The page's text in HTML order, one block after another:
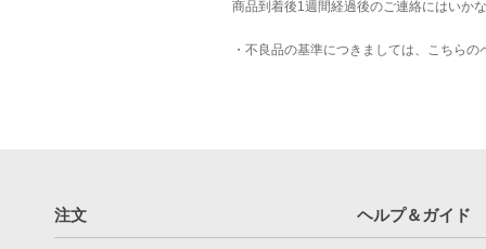
商品到着後1週間経過後のご連絡にはいか
・不良品の基準につきましては、 こちらの
注文 ヘルプ＆ガイド